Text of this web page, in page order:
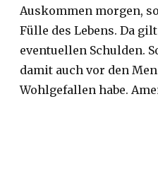
Auskommen morgen,
Fülle des Lebens. Da
eventuellen Schulden.
damit auch vor den
Wohlgefallen habe.